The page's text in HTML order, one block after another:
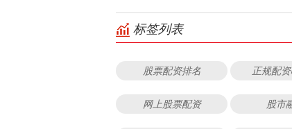
标签列表
股票配资排名 正规配
网上股票配资 股市